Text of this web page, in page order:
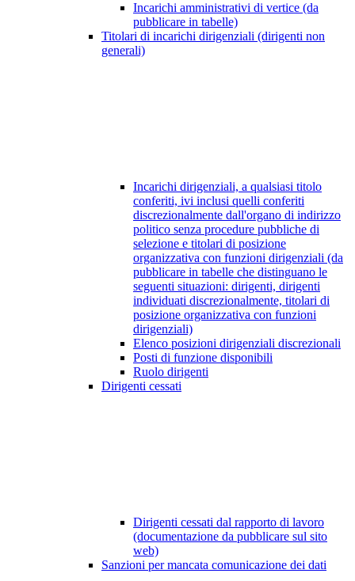
Incarichi amministrativi di vertice (da
pubblicare in tabelle)
Titolari di incarichi dirigenziali (dirigenti non
generali)
Incarichi dirigenziali, a qualsiasi titolo
conferiti, ivi inclusi quelli conferiti
discrezionalmente dall'organo di indirizzo
politico senza procedure pubbliche di
selezione e titolari di posizione
organizzativa con funzioni dirigenziali (da
pubblicare in tabelle che distinguano le
seguenti situazioni: dirigenti, dirigenti
individuati discrezionalmente, titolari di
posizione organizzativa con funzioni
dirigenziali)
Elenco posizioni dirigenziali discrezionali
Posti di funzione disponibili
Ruolo dirigenti
Dirigenti cessati
Dirigenti cessati dal rapporto di lavoro
(documentazione da pubblicare sul sito
web)
Sanzioni per mancata comunicazione dei dati